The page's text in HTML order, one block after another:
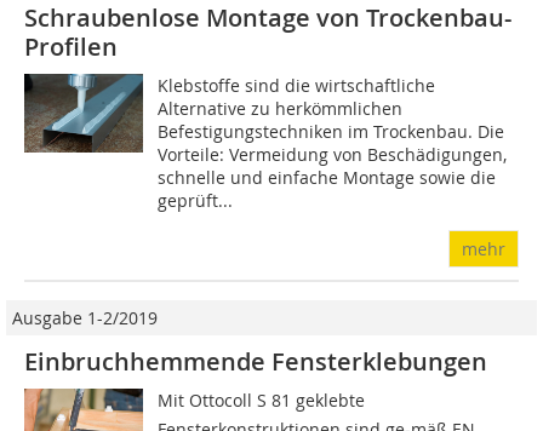
Schraubenlose Montage von Trockenbau-
Profilen
Klebstoffe sind die wirtschaftliche
Alternative zu herkömmlichen
Befestigungstechniken im Trockenbau. Die
Vorteile: Vermeidung von Beschädigungen,
schnelle und einfache Montage sowie die
geprüft...
mehr
Ausgabe 1-2/2019
Einbruchhemmende Fensterklebungen
Mit Ottocoll S 81 geklebte